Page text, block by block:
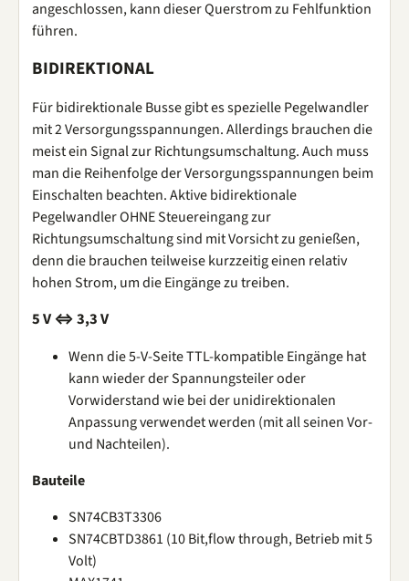
angeschlossen, kann dieser Querstrom zu Fehlfunktion
führen.
BIDIREKTIONAL
Für bidirektionale Busse gibt es spezielle Pegelwandler
mit 2 Versorgungsspannungen. Allerdings brauchen die
meist ein Signal zur Richtungsumschaltung. Auch muss
man die Reihenfolge der Versorgungsspannungen beim
Einschalten beachten. Aktive bidirektionale
Pegelwandler OHNE Steuereingang zur
Richtungsumschaltung sind mit Vorsicht zu genießen,
denn die brauchen teilweise kurzzeitig einen relativ
hohen Strom, um die Eingänge zu treiben.
5 V ⇔ 3,3 V
Wenn die 5-V-Seite TTL-kompatible Eingänge hat
kann wieder der Spannungsteiler oder
Vorwiderstand wie bei der unidirektionalen
Anpassung verwendet werden (mit all seinen Vor-
und Nachteilen).
Bauteile
SN74CB3T3306
SN74CBTD3861 (10 Bit,flow through, Betrieb mit 5
Volt)